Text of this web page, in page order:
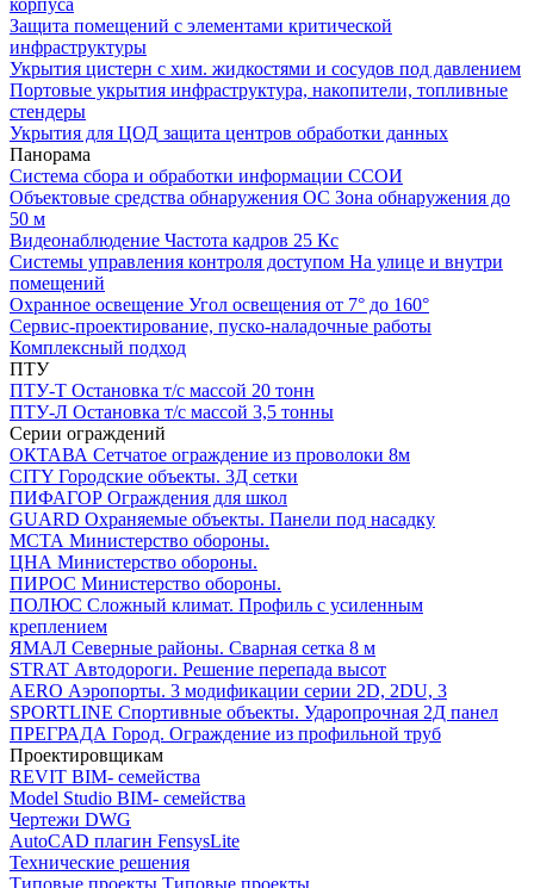
корпуса
Защита помещений с элементами критической
инфраструктуры
Укрытия цистерн с хим. жидкостями и сосудов под давлением
Портовые укрытия инфраструктура, накопители, топливные
стендеры
Укрытия для ЦОД защита центров обработки данных
Панорама
Система сбора и обработки информации ССОИ
Объектовые средства обнаружения ОС Зона обнаружения до
50 м
Видеонаблюдение Частота кадров 25 Кс
Системы управления контроля доступом На улице и внутри
помещений
Охранное освещение Угол освещения от 7° до 160°
Сервис-проектирование, пуско-наладочные работы
Комплексный подход
ПТУ
ПТУ-Т Остановка т/c массой 20 тонн
ПТУ-Л Остановка т/c массой 3,5 тонны
Серии ограждений
ОКТАВА Сетчатое ограждение из проволоки 8м
CITY Городские объекты. 3Д сетки
ПИФАГОР Ограждения для школ
GUARD Охраняемые объекты. Панели под насадку
МСТА Министерство обороны.
ЦНА Министерство обороны.
ПИРОС Министерство обороны.
ПОЛЮС Сложный климат. Профиль с усиленным
креплением
ЯМАЛ Северные районы. Сварная сетка 8 м
STRAT Автодороги. Решение перепада высот
AERO Аэропорты. 3 модификации серии 2D, 2DU, 3
SPORTLINE Спортивные объекты. Ударопрочная 2Д панел
ПРЕГРАДА Город. Ограждение из профильной труб
Проектировщикам
REVIT BIM- семейства
Model Studio BIM- семейства
Чертежи DWG
AutoCAD плагин FensysLite
Технические решения
Типовые проекты Типовые проекты